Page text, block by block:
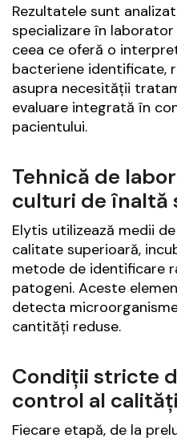
Rezultatele sunt
specializare în
ceea ce oferă o
bacteriene identificate,
asupra necesității
evaluare integrată în
pacientului.
Tehnică de
culturi de înaltă
Elytis utilizează medii
calitate superioară,
metode de identificare
patogeni. Aceste
detecta
cantități reduse.
Condiții stricte
control al
Fiecare etapă, de la